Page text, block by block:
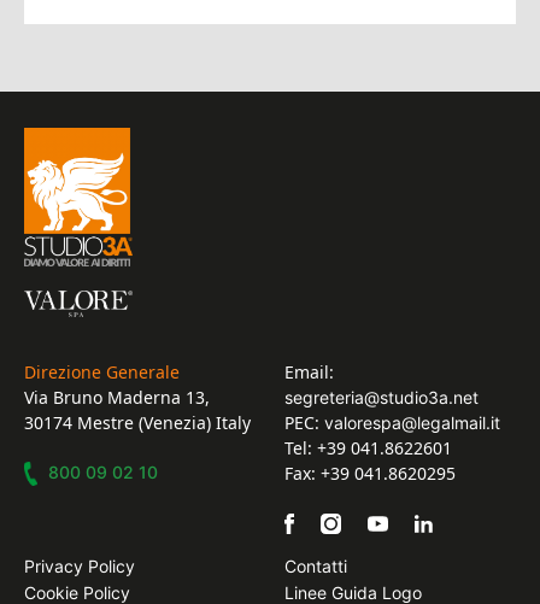
Direzione Generale
Via Bruno Maderna 13,
30174 Mestre (Venezia) Italy
800 09 02 10
Email:
segreteria@studio3a.net
PEC: valorespa@legalmail.it
Tel: +39 041.8622601
Fax: +39 041.8620295
Privacy Policy
Cookie Policy
Contatti
Linee Guida Logo